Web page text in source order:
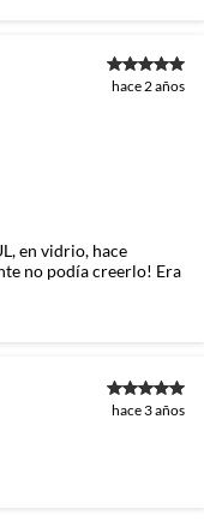
hace 2 años
en vidrio, hace
no podía creerlo! Era
hace 3 años